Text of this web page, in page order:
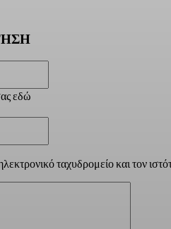
εδώ
ταχυδρομείο και τον